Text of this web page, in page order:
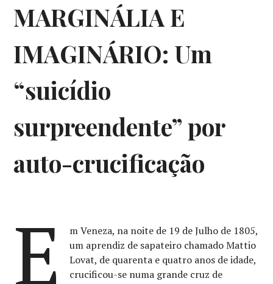
MARGINÁLIA E
IMAGINÁRIO: Um
“suicídio
surpreendente” por
auto-crucificação
E
m Veneza, na noite de 19 de Julho de 1805,
um aprendiz de sapateiro chamado Mattio
Lovat, de quarenta e quatro anos de idade,
crucificou-se numa grande cruz de